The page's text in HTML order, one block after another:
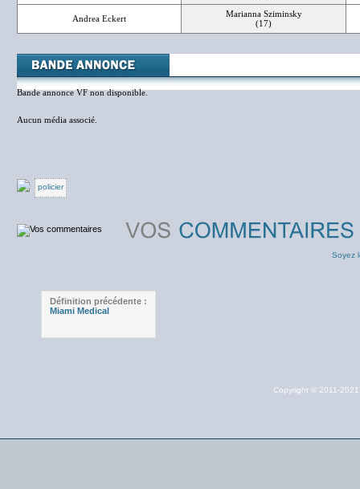
Andrea Eckert
Marianna Sziminsky
(17)
Bande annonce VF non disponible.
Aucun média associé.
policier
Soyez
Définition précédente :
Miami Medical
Copyright © 2011-